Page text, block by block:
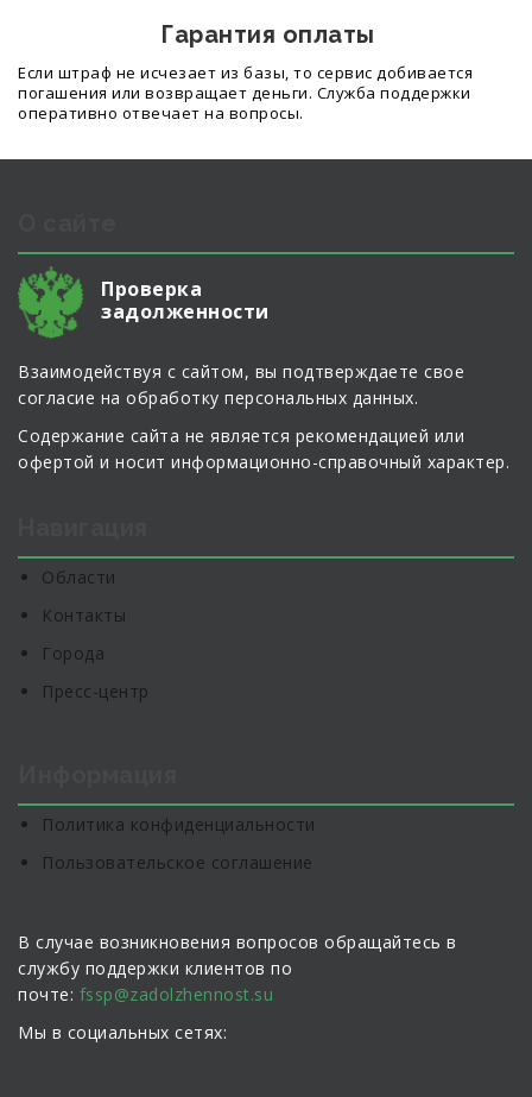
Гарантия оплаты
Если штраф не исчезает из базы, то сервис добивается
погашения или возвращает деньги. Служба поддержки
оперативно отвечает на вопросы.
Проверка
задолженности
Взаимодействуя с сайтом, вы подтверждаете свое
согласие на обработку персональных данных.
Содержание сайта не является рекомендацией или
офертой и носит информационно-справочный характер.
Области
Контакты
Города
Пресс-центр
Политика конфиденциальности
Пользовательское соглашение
В случае возникновения вопросов обращайтесь в
службу поддержки клиентов по
почте: fssp@zadolzhennost.su
Мы в социальных сетях: